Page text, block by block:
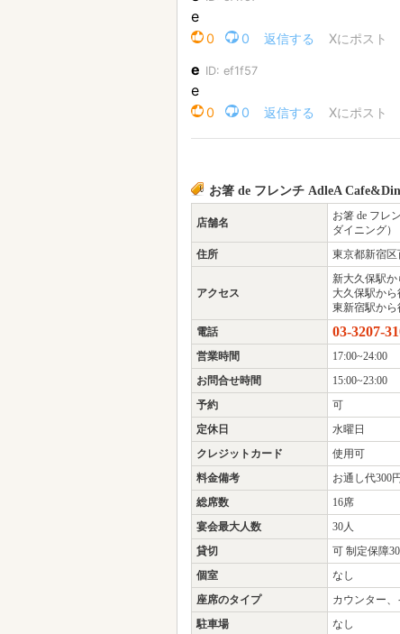
お箸 de フレンチ AdleA
お箸 de フレ
ダイニング）
住所
東京都新宿区
アクセス
新大久保駅か
大久保駅から
東新宿駅から
電話
03-3207-
営業時間
17:00~24:00
お問合せ時間
15:00~23:00
予約
可
定休日
水曜日
クレジットカード
使用可
料金備考
お通し代300
総席数
16席
宴会最大人数
30人